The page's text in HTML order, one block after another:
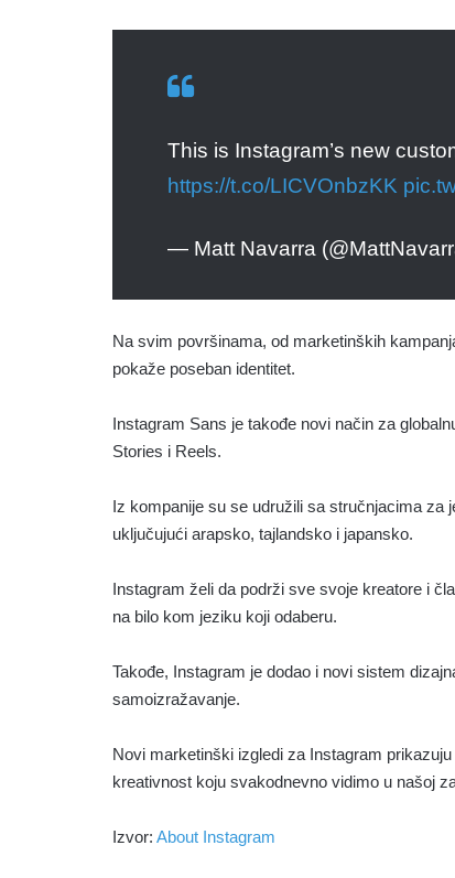
This is Instagram’s new
https://t.co/LICVOnbzKK
— Matt Navarra
Na svim površinama, od marketinških
pokaže poseban identitet.
Instagram Sans je takođe novi način za
Stories i Reels.
Iz kompanije su se udružili sa stručnjacima za
uključujući arapsko, tajlandsko i japansko.
Instagram želi da podrži sve svoje kreatore i
na bilo kom jeziku koji odaberu.
Takođe, Instagram je dodao i novi sistem
samoizražavanje.
Novi marketinški izgledi za Instagram
kreativnost koju svakodnevno vidimo u našoj
Izvor: About Instagram